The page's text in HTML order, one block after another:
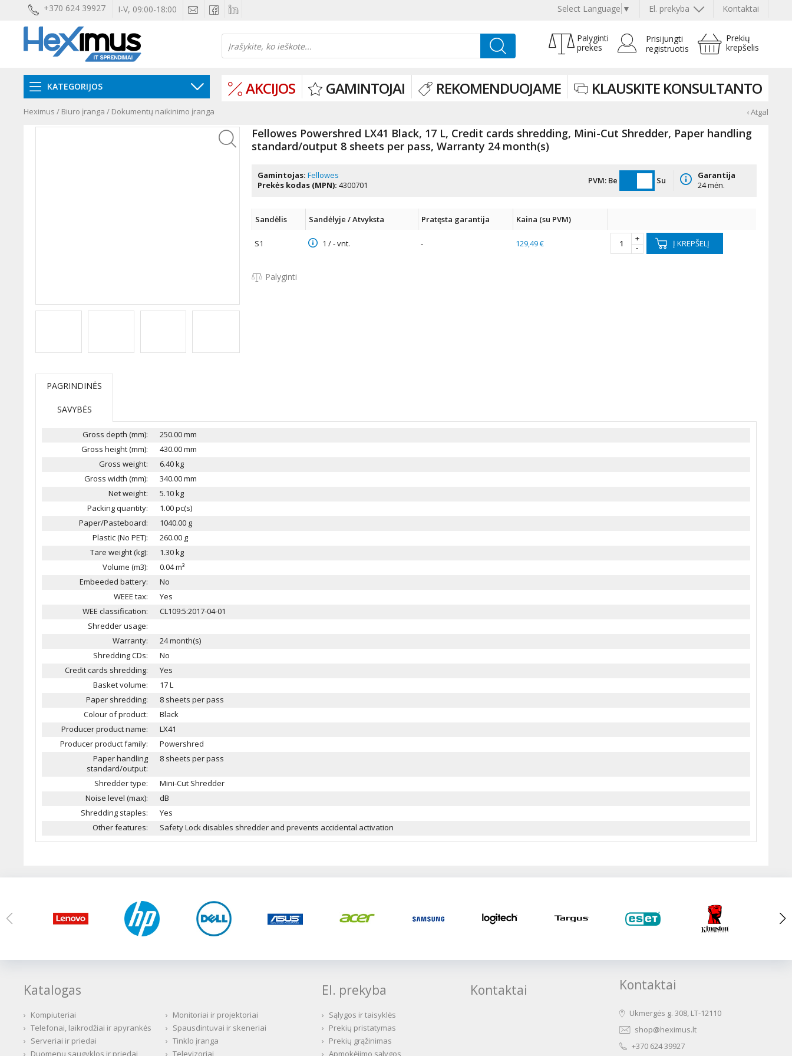
+370 624 39927 I-V, 09:00-18:00 Kontaktai
El. prekyba
Select Language ▼
Prekių
krepšelis
Prisijungti
registruotis
Palyginti
prekes
KATEGORIJOS AKCIJOS GAMINTOJAI REKOMENDUOJAME KLAUSKITE KONSULTANTO
Heximus / Biuro įranga / Dokumentų naikinimo įranga ‹ Atgal
Fellowes Powershred LX41 Black, 17 L, Credit cards shredding, Mini-Cut Shredder, Paper handling
standard/output 8 sheets per pass, Warranty 24 month(s)
Gamintojas: Fellowes
Prekės kodas (MPN): 4300701 PVM: Be Su
Garantija
24 mėn.
Sandėlis Sandėlyje / Atvyksta Pratęsta garantija Kaina (su PVM)
S1 1 / - vnt. - 129,49 €
+
-
Į KREPŠELĮ
Palyginti
PAGRINDINĖS
SAVYBĖS
Gross depth (mm):
250.00 mm
Gross height (mm):
430.00 mm
Gross weight:
6.40 kg
Gross width (mm):
340.00 mm
Net weight:
5.10 kg
Packing quantity:
1.00 pc(s)
Paper/Pasteboard:
1040.00 g
Plastic (No PET):
260.00 g
Tare weight (kg):
1.30 kg
Volume (m3):
0.04 m³
Embeeded battery:
No
WEEE tax:
Yes
WEE classification:
CL109:5:2017-04-01
Shredder usage:
Warranty:
24 month(s)
Shredding CDs:
No
Credit cards shredding:
Yes
Basket volume:
17 L
Paper shredding:
8 sheets per pass
Colour of product:
Black
Producer product name:
LX41
Producer product family:
Powershred
Paper handling
standard/output:
8 sheets per pass
Shredder type:
Mini-Cut Shredder
Noise level (max):
dB
Shredding staples:
Yes
Other features:
Safety Lock disables shredder and prevents accidental activation
Katalogas
› Kompiuteriai › Monitoriai ir projektoriai
› Telefonai, laikrodžiai ir apyrankės › Spausdintuvai ir skeneriai
› Serveriai ir priedai › Tinklo įranga
› Duomenų saugyklos ir priedai › Televizoriai
El. prekyba
› Sąlygos ir taisyklės
› Prekių pristatymas
› Prekių grąžinimas
› Apmokėjimo sąlygos
Kontaktai Kontaktai
Ukmergės g. 308, LT-12110
shop@heximus.lt
+370 624 39927